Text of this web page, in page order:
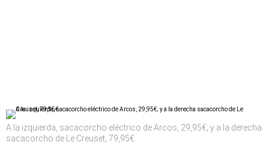
A la izquierda, sacacorcho eléctrico de Arcos, 29,95€; y a la derecha
sacacorcho de Le Creuset, 79,95€.